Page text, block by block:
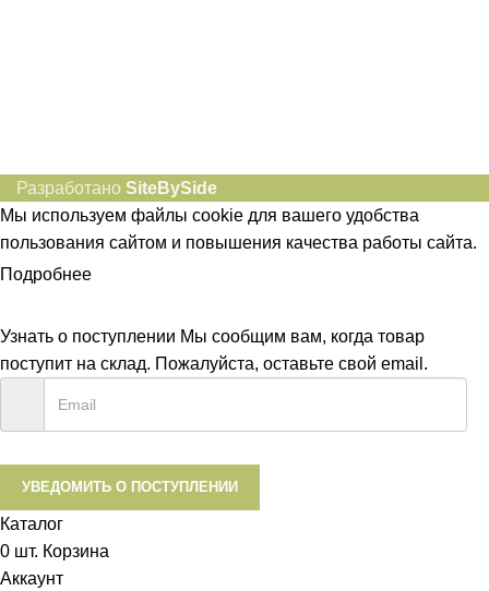
Разработано SiteBySide
Мы используем файлы cookie для вашего удобства
пользования сайтом и повышения качества работы сайта.
Подробнее
Узнать о поступлении Мы сообщим вам, когда товар
поступит на склад. Пожалуйста, оставьте свой email.
УВЕДОМИТЬ О ПОСТУПЛЕНИИ
Каталог
0 шт. Корзина
Аккаунт